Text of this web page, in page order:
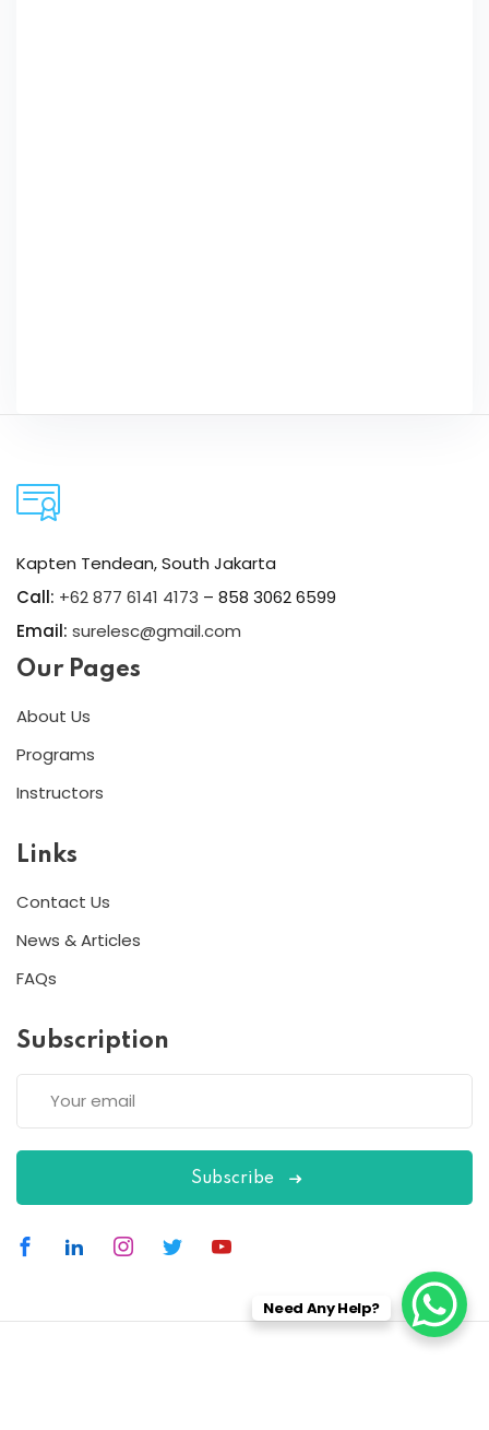
Kapten Tendean, South Jakarta
Call: +62 877 6141 4173 – 858 3062 6599
Email: surelesc@gmail.com
Our Pages
About Us
Programs
Instructors
Links
Contact Us
News & Articles
FAQs
Subscription
Subscribe
Need Any Help?